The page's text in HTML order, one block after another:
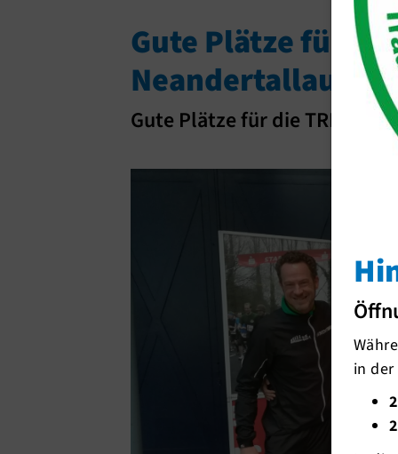
Gute Plätze für
Neandertallauf in
Gute Plätze für die
in der